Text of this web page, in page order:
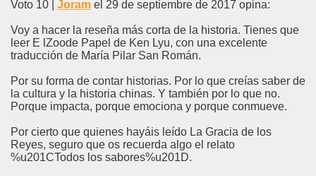
Voto 10 | Joram el 29 de septiembre de 2017 opina:
Voy a hacer la reseña más corta de la historia. Tienes que
leer E lZoode Papel de Ken Lyu, con una excelente
traducción de María Pilar San Román.
Por su forma de contar historias. Por lo que creías saber de
la cultura y la historia chinas. Y también por lo que no.
Porque impacta, porque emociona y porque conmueve.
Por cierto que quienes hayáis leído La Gracia de los
Reyes, seguro que os recuerda algo el relato
%u201CTodos los sabores%u201D.